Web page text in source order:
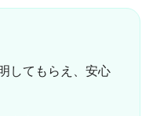
してもらえ、安心